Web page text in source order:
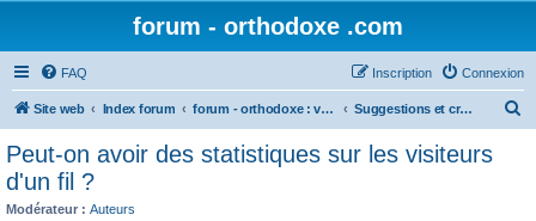
forum - orthodoxe .com
FAQ Connexion
Inscription
Site web Index forum forum - orthodoxe : vos remarques Suggestions et critiques
Peut-on avoir des statistiques sur les visiteurs
d'un fil ?
Modérateur : Auteurs